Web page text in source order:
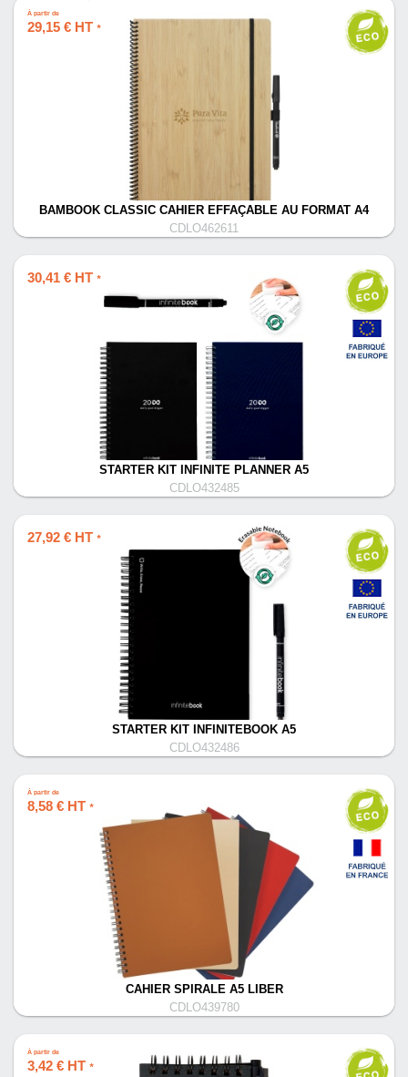
À partir de
29,15 € HT *
BAMBOOK CLASSIC CAHIER EFFAÇABLE AU FORMAT A4
CDLO462611
30,41 € HT *
STARTER KIT INFINITE PLANNER A5
CDLO432485
27,92 € HT *
STARTER KIT INFINITEBOOK A5
CDLO432486
À partir de
8,58 € HT *
CAHIER SPIRALE A5 LIBER
CDLO439780
À partir de
3,42 € HT *